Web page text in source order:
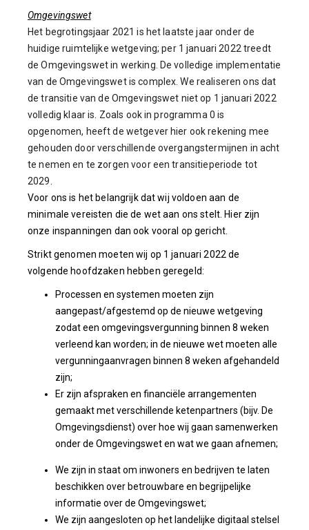
Omgevingswet
Het begrotingsjaar 2021 is het laatste jaar onder de
huidige ruimtelijke wetgeving; per 1 januari 2022 treedt
de Omgevingswet in werking. De volledige implementatie
van de Omgevingswet is complex. We realiseren ons dat
de transitie van de Omgevingswet niet op 1 januari 2022
volledig klaar is. Zoals ook in programma 0 is
opgenomen, heeft de wetgever hier ook rekening mee
gehouden door verschillende overgangstermijnen in acht
te nemen en te zorgen voor een transitieperiode tot
2029.
Voor ons is het belangrijk dat wij voldoen aan de
minimale vereisten die de wet aan ons stelt. Hier zijn
onze inspanningen dan ook vooral op gericht.
Strikt genomen moeten wij op 1 januari 2022 de
volgende hoofdzaken hebben geregeld:
Processen en systemen moeten zijn
aangepast/afgestemd op de nieuwe wetgeving
zodat een omgevingsvergunning binnen 8 weken
verleend kan worden; in de nieuwe wet moeten alle
vergunningaanvragen binnen 8 weken afgehandeld
zijn;
Er zijn afspraken en financiële arrangementen
gemaakt met verschillende ketenpartners (bijv. De
Omgevingsdienst) over hoe wij gaan samenwerken
onder de Omgevingswet en wat we gaan afnemen;
We zijn in staat om inwoners en bedrijven te laten
beschikken over betrouwbare en begrijpelijke
informatie over de Omgevingswet;
We zijn aangesloten op het landelijke digitaal stelsel